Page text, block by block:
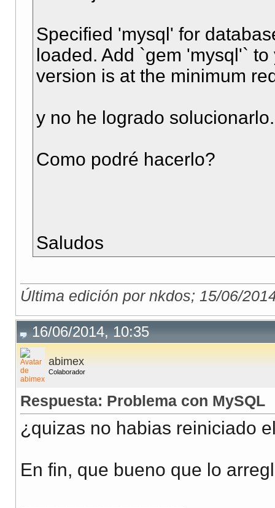
Specified 'mysql' for
loaded. Add `gem 'mysql'`
version is at the minimum
y no he logrado solucionarlo.
Como podré hacerlo?
Saludos
Última edición por nkdos; 15/06/
16/06/2014, 10:35
abimex
Colaborador
Respuesta: Problema con MySQL
¿quizas no habias reiniciado
En fin, que bueno que lo